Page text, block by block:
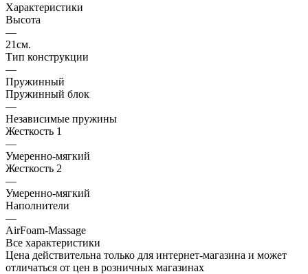
Характеристики
Высота
—
21см.
Тип конструкции
—
Пружинный
Пружинный блок
—
Независимые пружины
Жесткость 1
—
Умеренно-мягкий
Жесткость 2
—
Умеренно-мягкий
Наполнители
—
AirFoam-Massage
Все характеристики
Цена действительна только для интернет-магазина и может
отличаться от цен в розничных магазинах